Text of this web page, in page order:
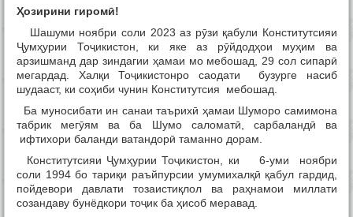
Ҳозирини гиромӣ!
Шашуми ноябри соли 2023 аз рӯзи қабули Конститутсияи
Ҷумҳурии Тоҷикистон, ки яке аз рӯйдодҳои муҳим ва
арзишманд дар зиндагии ҳамаи мо мебошад, 29 сол сипарӣ
мегардад. Халқи Тоҷикистонро саодати бузурге насиб
шудааст, ки соҳиби чунин Конститутсия мебошад.
Ба муносибати ин санаи таърихӣ ҳамаи Шуморо самимона
табрик мегӯям ва ба Шумо саломатӣ, сарбаландӣ ва
ифтихори баланди ватандорӣ таманно дорам.
Конститутсияи Ҷумҳурии Тоҷикистон, ки 6-уми ноябри
соли 1994 бо тариқи раъйпурсии умумихалқӣ қабул гардид,
пойдевори давлати тозаистиқлол ва раҳнамои миллати
созандаву бунёдкори тоҷик ба ҳисоб меравад.